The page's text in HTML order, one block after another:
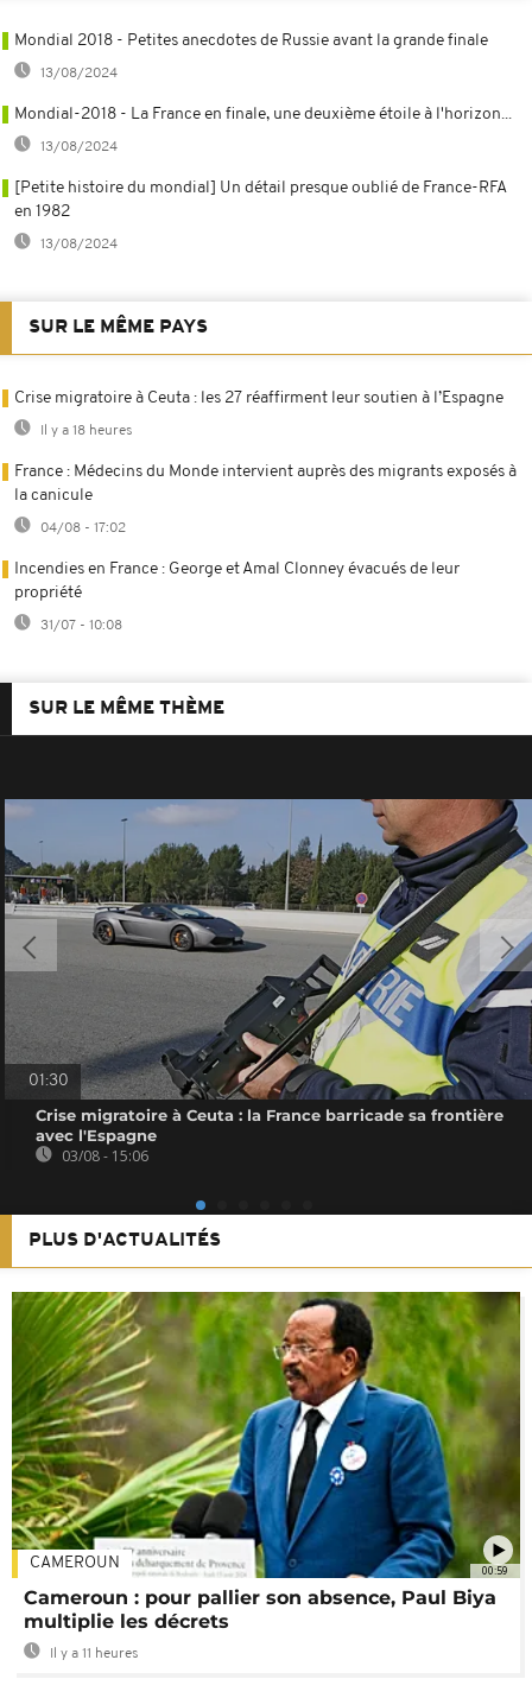
Mondial 2018 - Petites anecdotes de Russie avant la grande finale
13/08/2024
Mondial-2018 - La France en finale, une deuxième étoile à l'horizon...
13/08/2024
[Petite histoire du mondial] Un détail presque oublié de France-RFA
en 1982
13/08/2024
SUR LE MÊME PAYS
Crise migratoire à Ceuta : les 27 réaffirment leur soutien à l’Espagne
Il y a 18 heures
France : Médecins du Monde intervient auprès des migrants exposés à
la canicule
04/08 - 17:02
Incendies en France : George et Amal Clonney évacués de leur
propriété
31/07 - 10:08
SUR LE MÊME THÈME
01:30
Crise migratoire à Ceuta : la France barricade sa frontière
avec l'Espagne
03/08 - 15:06
PLUS D'ACTUALITÉS
00:59
CAMEROUN
Cameroun : pour pallier son absence, Paul Biya
multiplie les décrets
Il y a 11 heures